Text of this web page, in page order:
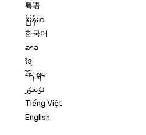
粤语
မြန်မာ
한국어
ລາວ
ខ្មែ
བོད་སྐད།
ئۇيغۇر
Tiếng Việt
English